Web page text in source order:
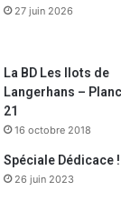
27 juin 2026
La BD Les Ilots de
Langerhans –
21
16 octobre 2018
Spéciale Dédicace !
26 juin 2023